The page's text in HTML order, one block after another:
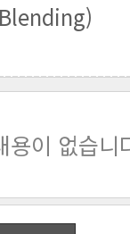
용이 없습니